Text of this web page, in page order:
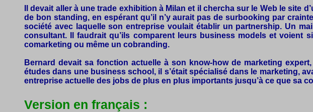
Il devait aller à une trade exhibition à Milan et il chercha sur le Web le
de bon standing, en espérant qu’il n’y aurait pas de surbooking par
société avec laquelle son entreprise voulait établir un partnership. Un
consultant. Il faudrait qu’ils comparent leurs business models et voient
comarketing ou même un cobranding.
Bernard devait sa fonction actuelle à son know-how de marketing
études dans une business school, il s’était spécialisé dans le marketing,
entreprise actuelle des jobs de plus en plus importants jusqu’à ce que sa
Version en français :